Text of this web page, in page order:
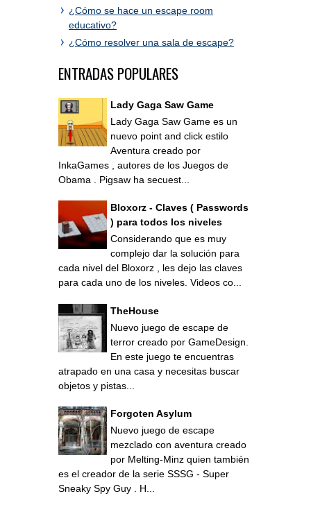
¿Cómo se hace un escape room
educativo?
¿Cómo resolver una sala de escape?
ENTRADAS POPULARES
Lady Gaga Saw Game
Lady Gaga Saw Game es un
nuevo point and click estilo
Aventura creado por
InkaGames , autores de los Juegos de
Obama . Pigsaw ha secuest...
Bloxorz - Claves ( Passwords
) para todos los niveles
Considerando que es muy
complejo dar la solución para
cada nivel del Bloxorz , les dejo las claves
para cada uno de los niveles. Videos co...
TheHouse
Nuevo juego de escape de
terror creado por GameDesign.
En este juego te encuentras
atrapado en una casa y necesitas buscar
objetos y pistas...
Forgoten Asylum
Nuevo juego de escape
mezclado con aventura creado
por Melting-Minz quien también
es el creador de la serie SSSG - Super
Sneaky Spy Guy . H...